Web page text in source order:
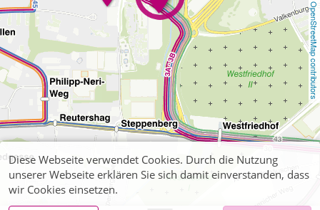
OpenStreetMap contributors
Diese Webseite verwendet Cookies. Durch die Nutzung
unserer Webseite erklären Sie sich damit einverstanden, dass
wir Cookies einsetzen.